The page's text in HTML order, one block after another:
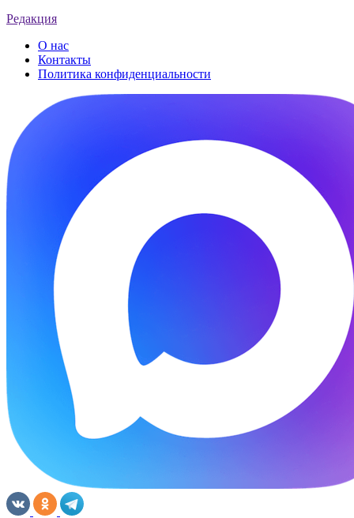
Редакция
О нас
Контакты
Политика конфиденциальности